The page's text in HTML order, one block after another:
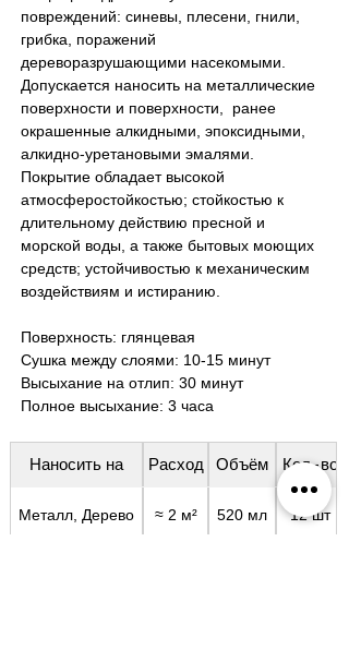
повреждений: синевы, плесени, гнили,
грибка, поражений
дереворазрушающими насекомыми.
Допускается наносить на металлические
поверхности и поверхности,  ранее
окрашенные алкидными, эпоксидными,
алкидно-уретановыми эмалями.
Покрытие обладает высокой
атмосферостойкостью; стойкостью к
длительному действию пресной и
морской воды, а также бытовых моющих
средств; устойчивостью к механическим
воздействиям и истиранию.
Поверхность: глянцевая
Сушка между слоями: 10-15 минут
Высыхание на отлип: 30 минут
Полное высыхание: 3 часа
Наносить на Расход Объём Кол-во
Металл, Дерево ≈ 2 м² 520 мл 12 шт